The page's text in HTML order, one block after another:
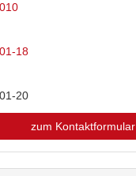
18
20
zum Kontaktformular